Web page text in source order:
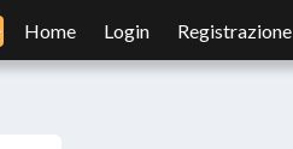
Home Login Registrazione